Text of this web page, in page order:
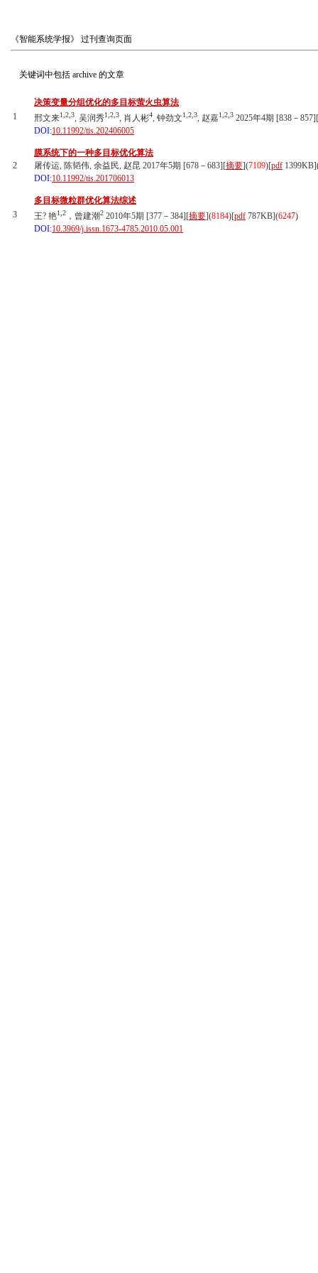
《智能系统学报》 过刊查询页面
关键词中包括 archive 的文章
1
决策变量分组优化的多目标萤火虫算法
邢文来1,2,3, 吴润秀1,2,3, 肖人彬4, 钟劲文1,2,3, 赵嘉1,2,3 2025年4期 [838－857][
DOI:10.11992/tis.202406005
2
膜系统下的一种多目标优化算法
屠传运, 陈韬伟, 余益民, 赵昆 2017年5期 [678－683][摘要](7109)[pdf 1399KB]
DOI:10.11992/tis.201706013
3
多目标微粒群优化算法综述
王? 艳1,2 ，曾建潮2 2010年5期 [377－384][摘要](8184)[pdf 787KB](6247)
DOI:10.3969/j.issn.1673-4785.2010.05.001